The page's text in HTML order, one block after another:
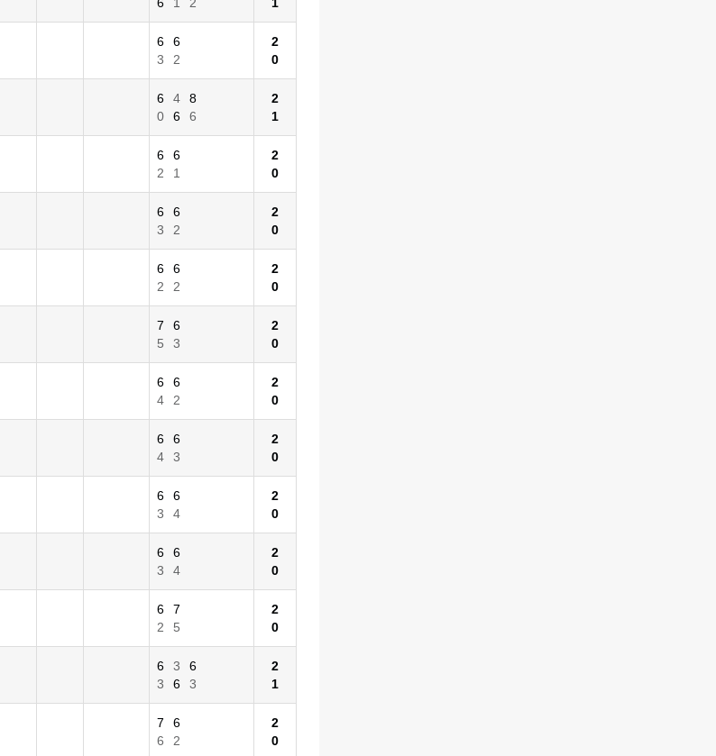
6
6
3
2
2
0
6 4
8
0
6 6
2
1
6
6
2
1
2
0
6
6
3
2
2
0
6
6
2
2
2
0
7
6
5
3
2
0
6
6
4
2
2
0
6
6
4
3
2
0
6
6
3
4
2
0
6
6
3
4
2
0
6
7
2
5
2
0
6 3
6
3
6 3
2
1
7
6
6
2
2
0